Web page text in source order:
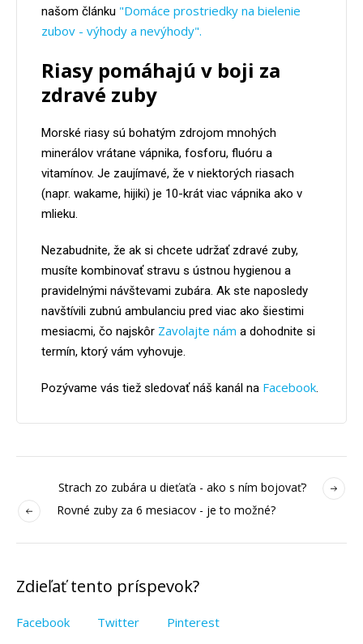
našom článku "Domáce prostriedky na bielenie
zubov - výhody a nevýhody".
Riasy pomáhajú v boji za
zdravé zuby
Morské riasy sú bohatým zdrojom mnohých
minerálov vrátane vápnika, fosforu, fluóru a
vitamínov. Je zaujímavé, že v niektorých riasach
(napr. wakame, hijiki) je 10-krát viac vápnika ako v
mlieku.
Nezabudnite, že ak si chcete udržať zdravé zuby,
musíte kombinovať stravu s ústnou hygienou a
pravidelnými návštevami zubára. Ak ste naposledy
navštívili zubnú ambulanciu pred viac ako šiestimi
mesiacmi, čo najskôr Zavolajte nám a dohodnite si
termín, ktorý vám vyhovuje.
Pozývame vás tiež sledovať náš kanál na Facebook.
Strach zo zubára u dieťaťa - ako s ním bojovať?
Rovné zuby za 6 mesiacov - je to možné?
Zdieľať tento príspevok?
Facebook Twitter Pinterest